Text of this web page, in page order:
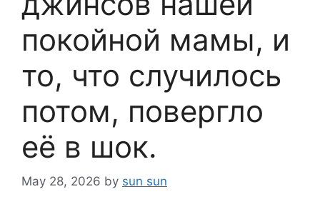
покойной мамы, и
то, что случилось
потом, повергло
её в шок.
May 28, 2026 by sun sun